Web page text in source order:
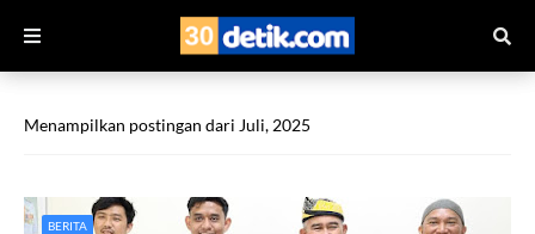
Menampilkan postingan dari Juli, 2025
BERITA